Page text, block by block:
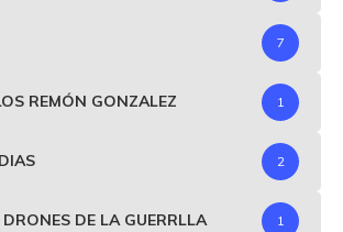
7
REMÓN GONZALEZ 1
2
DE LA GUERRLLA 1